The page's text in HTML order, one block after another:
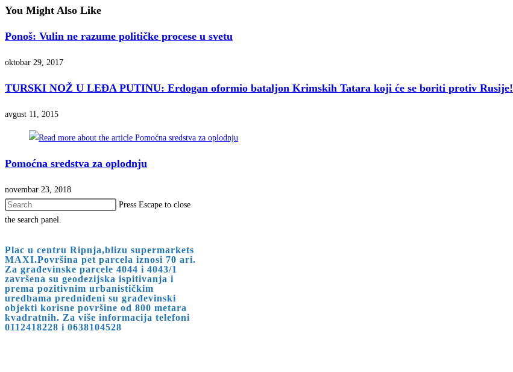
You Might Also Like
Ponoš: Vulin ne razume političke procese u svetu
oktobar 29, 2017
TURSKI NOŽ U LEĐA PUTINU: Erdogan oformio bataljon Krimskih Tatara koji će se boriti protiv Rusije!
avgust 11, 2015
Pomoćna sredstva za oplodnju
novembar 23, 2018
Press Escape to close
the search panel.
Plac u centru Ripnja,blizu supermarkets
MAXI.Površina pet parcela iznosi 70 ari.
Za građevinske parcele 4044 i 4043/1
završena su geodezijska ispitivanja i
prema pozitivnim urbanističkim
uredbama predniđeni su građevinski
objekti korisne površine od 800 metara
kvadratnih. Za više informacija telefoni
0112418228 i 0638104528